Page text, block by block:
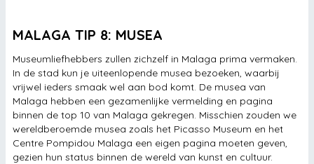
winkelen
op de fiets
Kathedraal van Malaga
MALAGA TIP 8: MUSEA
Museumliefhebbers zullen zichzelf in Malaga prima vermaken.
In de stad kun je uiteenlopende musea bezoeken, waarbij
vrijwel ieders smaak wel aan bod komt. De musea van
Malaga hebben een gezamenlijke vermelding en pagina
binnen de top 10 van Malaga gekregen. Misschien zouden we
wereldberoemde musea zoals het Picasso Museum en het
Centre Pompidou Malaga een eigen pagina moeten geven,
gezien hun status binnen de wereld van kunst en cultuur.